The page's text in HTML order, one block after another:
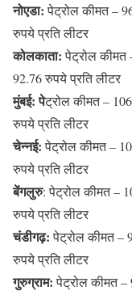
नोएडा:पेट्रोल कीमत –
रुपये प्रति लीटर
कोलकाता:पेट्रोल कीमत
92.76 रुपये प्रति लीटर
मुंबई: पेट्रोल कीमत –
रुपये प्रति लीटर
चेन्नई:पेट्रोल कीमत –
रुपये प्रति लीटर
बेंगलुरु: पेट्रोल कीमत –
रुपये प्रति लीटर
चंडीगढ़:पेट्रोल कीमत –
रुपये प्रति लीटर
गुरुग्राम:पेट्रोल कीमत –